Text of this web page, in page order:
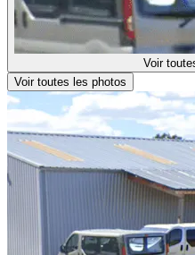
Voir
Voir toutes les photos